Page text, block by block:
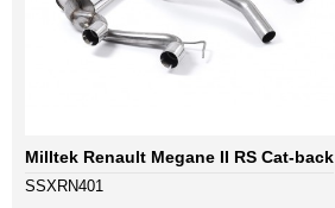
Milltek Renault Megane II RS Cat-back
SSXRN401